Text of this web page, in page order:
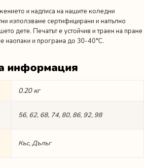
и надписа на нашите коледни
използваме сертифицирани и напълно
дете. Печатът е устойчив и траен на пране
наопаки и програма до 30-40°C.
информация
0.20 кг
56, 62, 68, 74, 80, 86, 92, 98
Къс, Дълъг